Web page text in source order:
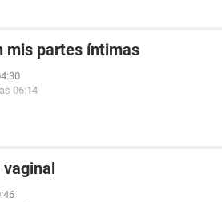
mis partes íntimas
06:14